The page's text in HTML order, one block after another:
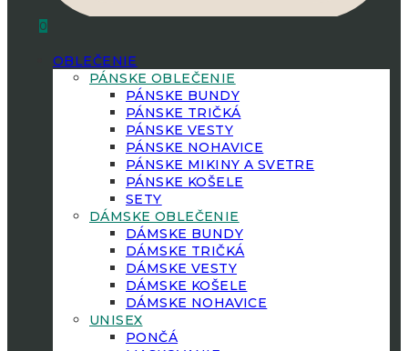
0
OBLEČENIE
PÁNSKE OBLEČENIE
PÁNSKE BUNDY
PÁNSKE TRIČKÁ
PÁNSKE VESTY
PÁNSKE NOHAVICE
PÁNSKE MIKINY A SVETRE
PÁNSKE KOŠELE
SETY
DÁMSKE OBLEČENIE
DÁMSKE BUNDY
DÁMSKE TRIČKÁ
DÁMSKE VESTY
DÁMSKE KOŠELE
DÁMSKE NOHAVICE
UNISEX
PONČÁ